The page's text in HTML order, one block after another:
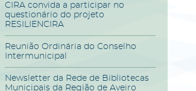
CIRA convida a participar no
questionário do projeto
RESILIENCIRA
Reunião Ordinária do Conselho
Intermunicipal
Newsletter da Rede de Bibliotecas
Municipais da Região de Aveiro